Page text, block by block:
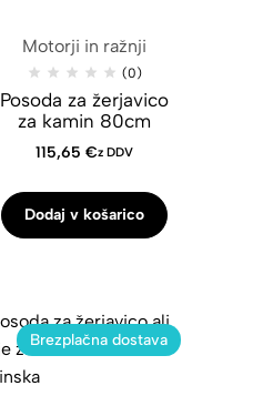
Motorji in ražnji
(0)
Posoda za žerjavico
za kamin 80cm
115,65 €z DDV
Dodaj v košarico
Brezplačna dostava